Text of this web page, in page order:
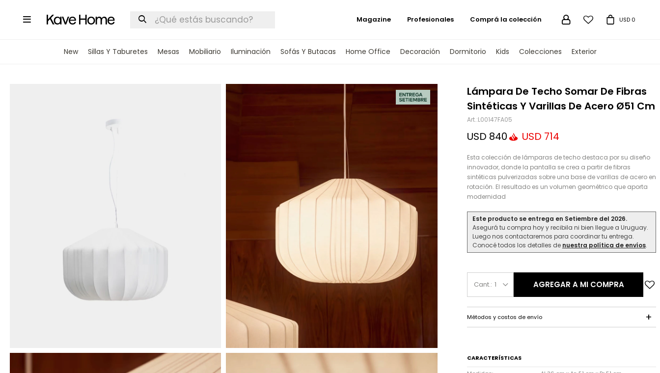

New Sillas Y Taburetes Mesas Mobiliario Iluminación Sofás Y Butacas Home Office Decoración Dormitorio Kids Colecciones Exterior
 USD 0
Magazine Profesionales Comprá la colección
Lámpara De Techo Somar De Fibras
Sintéticas Y Varillas De Acero Ø51 Cm
L00147FA05
USD 840 USD 714
Esta colección de lámparas de techo destaca por su diseño
innovador, donde la pantalla se crea a partir de fibras
sintéticas pulverizadas sobre una base de varillas de acero en
rotación. El resultado es un volumen geométrico que aporta
modernidad
Este producto se entrega en Setiembre del 2026.
Asegurá tu compra hoy y recibila ni bien llegue a Uruguay.
Luego nos contactaremos para coordinar tu entrega.
Conocé todos los detalles de nuestra política de envíos.
1 AGREGAR A MI COMPRA
Métodos y costos de envío
CARACTERÍSTICAS